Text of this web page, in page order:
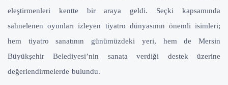
eleştirmenleri kentte bir araya geldi. Seçki kapsamında
sahnelenen oyunları izleyen tiyatro dünyasının önemli isimleri;
hem tiyatro sanatının günümüzdeki yeri, hem de Mersin
Büyükşehir Belediyesi’nin sanata verdiği destek üzerine
değerlendirmelerde bulundu.